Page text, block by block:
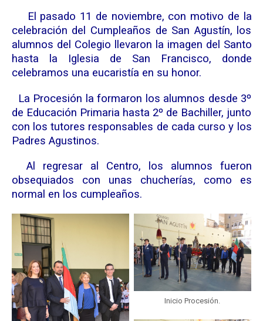
El pasado 11 de noviembre, con motivo de la
celebración del Cumpleaños de San Agustín, los
alumnos del Colegio llevaron la imagen del Santo
hasta la Iglesia de San Francisco, donde
celebramos una eucaristía en su honor.
La Procesión la formaron los alumnos desde 3º
de Educación Primaria hasta 2º de Bachiller, junto
con los tutores responsables de cada curso y los
Padres Agustinos.
Al regresar al Centro, los alumnos fueron
obsequiados con unas chucherías, como es
normal en los cumpleaños.
Inicio Procesión.